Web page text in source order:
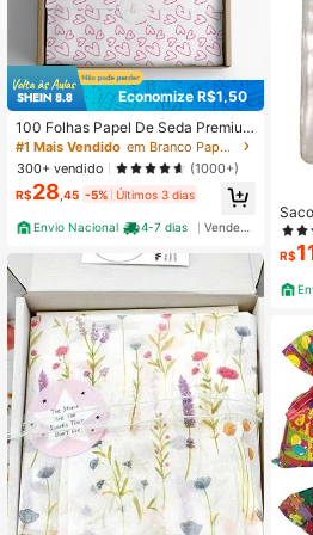
Economize R$1,50
100 Folhas Papel De Seda Premium
30x70cm Coração Rosa
#1 Mais Vendido
em Branco Papel de embrulho
Baixa taxa de devolução
#1 Mais Vendido
em Branco Papel de embrulho
Baixa taxa de devolução
#1 Mais Vendido
em Branco Papel de embrulho
Baixa taxa de devolução
#1 Mais Vendido
em Branco Papel de embrulho
Baixa taxa de devolução
300+ vendido (1000+)
R$28 ,45 -5% Últimos 3 dias
Envio Nacional 4-7 dias Vendedor Indicado
R$